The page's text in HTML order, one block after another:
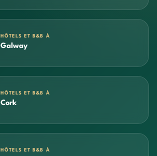
HÔTELS ET B&B À
Galway
HÔTELS ET B&B À
Cork
HÔTELS ET B&B À